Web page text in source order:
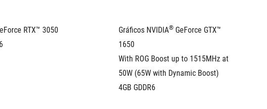
RTX™ 3050
Gráficos NVIDIA® GeForce GTX™
With ROG Boost up to 1515MHz at
50W (65W with Dynamic Boost)
4GB GDDR6